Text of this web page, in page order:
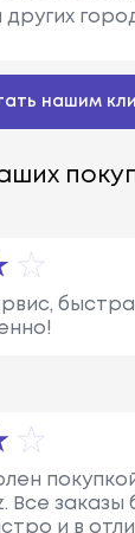
нашим
Все заказы
и в